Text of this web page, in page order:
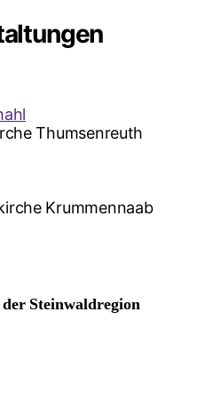
Thumsenreuth
Krummennaab
Steinwaldregion